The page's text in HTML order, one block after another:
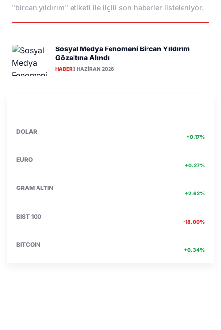
"bircan yıldırım" etiketi ile ilgili son haberler listeleniyor.
Sosyal Medya Fenomeni Bircan Yıldırım
Gözaltına Alındı
HABER3 HAZIRAN 2026
DOLAR
+0.17%
EURO
+0.27%
GRAM ALTIN
+2.62%
BIST 100
-18.00%
BITCOIN
+0.34%